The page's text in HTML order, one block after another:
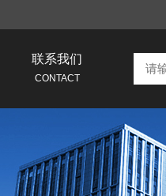
联系我们
CONTACT